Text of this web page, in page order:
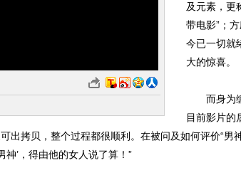
及元素，更
带电影”；
今已一切就
大的惊喜。
而身为编
目前影片的
出拷贝，整个过程都很顺利。在被问及如何评价“男
神’，得由他的女人说了算！”